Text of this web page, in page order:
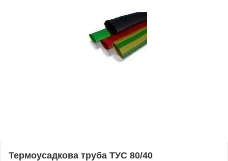
Термоусадкова труба ТУС 80/40